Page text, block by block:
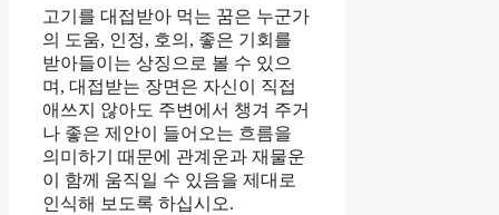
고기를 대접받아 먹는 꿈은 누군가
의 도움, 인정, 호의, 좋은 기회를
받아들이는 상징으로 볼 수 있으
며, 대접받는 장면은 자신이 직접
애쓰지 않아도 주변에서 챙겨 주거
나 좋은 제안이 들어오는 흐름을
의미하기 때문에 관계운과 재물운
이 함께 움직일 수 있음을 제대로
인식해 보도록 하십시오.